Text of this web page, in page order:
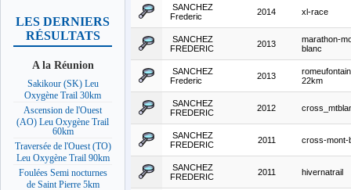
LES DERNIERS
RÉSULTATS
A la Réunion
Sakikour (SK) Leu
Oxygène Trail 30km
Ascension de l'Ouest
(AO) Leu Oxygène Trail
60km
Traversée de l'Ouest (TO)
Leu Oxygène Trail 90km
Foulées Semi nocturnes
de Saint Pierre 5km
SANCHEZ
Frederic
2014 xl-race
SANCHEZ
FREDERIC
2013
marathon-
blanc
SANCHEZ
Frederic
2013
22km
SANCHEZ
FREDERIC
2012
SANCHEZ
FREDERIC
2011 cross-mont-
SANCHEZ
FREDERIC
2011 hivernatrail